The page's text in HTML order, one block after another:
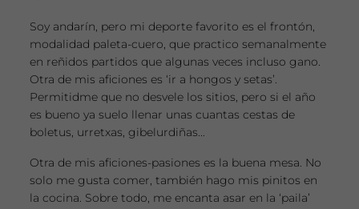
Soy andarín, pero mi deporte favorito es el frontón,
modalidad paleta-cuero, que practico semanalmente
en reñidos partidos que algunas veces incluso gano.
Otra de mis aficiones es ‘ir a hongos y setas’.
Permitidme que no desvele los sitios, pero si el año
es bueno ya suelo llenar unas cuantas cestas de
boletus, urretxas, gibelurdiñas...
Otra de mis aficiones-pasiones es la buena mesa. No
solo me gusta comer, también hago mis pinitos en
la cocina. Sobre todo, me encanta asar en la ‘paila’